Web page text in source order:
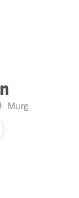
Murg